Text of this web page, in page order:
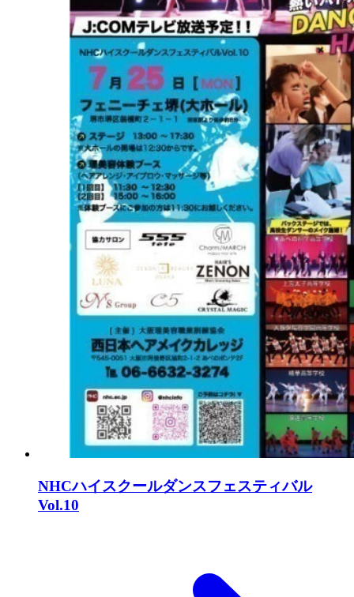
NHCハイスクールダンスフェスティバル
Vol.10